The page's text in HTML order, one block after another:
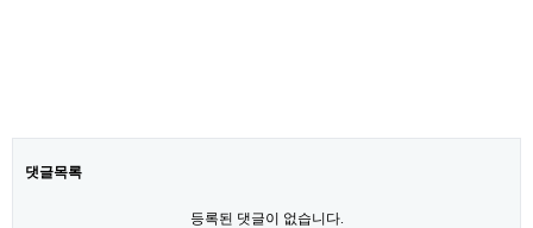
댓글목록
등록된 댓글이 없습니다.